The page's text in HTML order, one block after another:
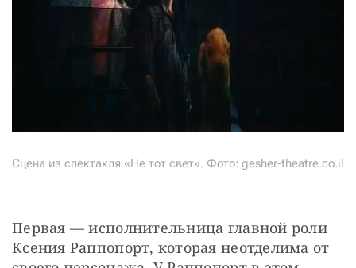
Сцена из спектакля «Не тот свет». Фото: gesher-theatre.co.il
Первая — исполнительница главной роли
Ксения Раппопорт, которая неотделима от